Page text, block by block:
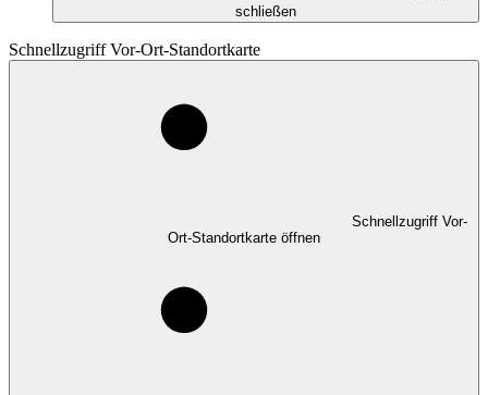
schließen
Schnellzugriff Vor-Ort-Standortkarte
Schnellzugriff Vor-
Ort-Standortkarte öffnen